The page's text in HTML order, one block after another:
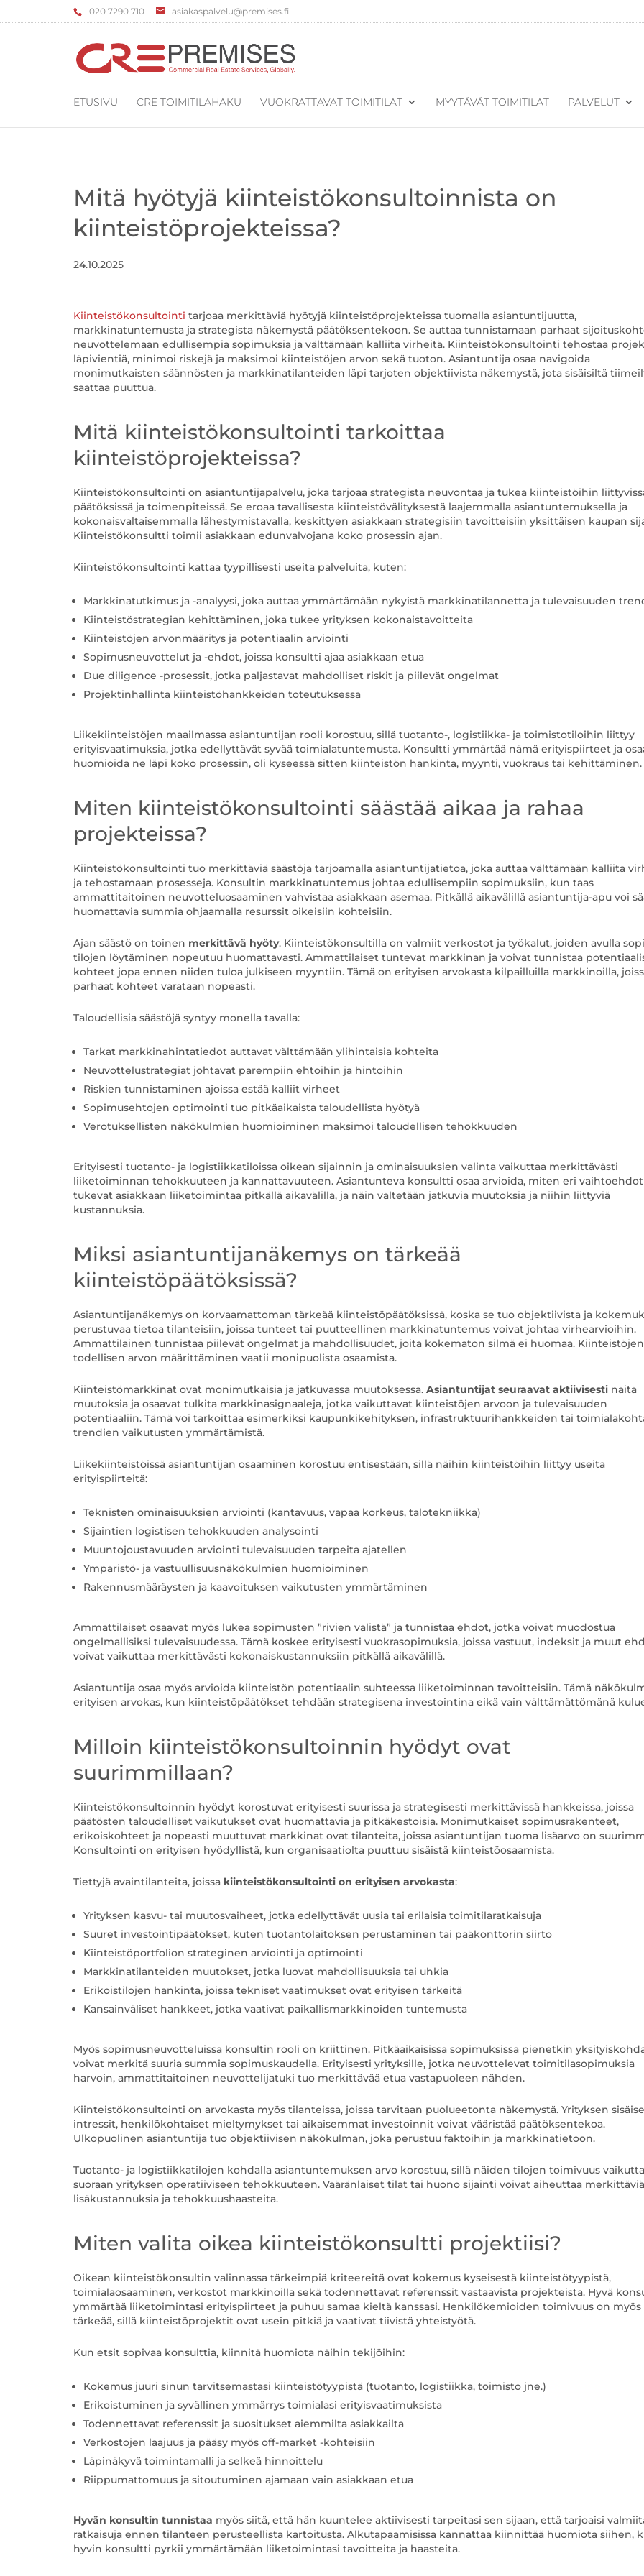
‌020 7290 710 asiakaspalvelu@premises.fi
ETUSIVU CRE TOIMITILAHAKU VUOKRATTAVAT TOIMITILAT MYYTÄVÄT TOIMITILAT PALVELUT
Mitä hyötyjä kiinteistökonsultoinnista on
kiinteistöprojekteissa?
24.10.2025
Kiinteistökonsultointi tarjoaa merkittäviä hyötyjä kiinteistöprojekteissa tuomalla asiantuntijuutta,
markkinatuntemusta ja strategista näkemystä päätöksentekoon. Se auttaa tunnistamaan parhaat
neuvottelemaan edullisempia sopimuksia ja välttämään kalliita virheitä. Kiinteistökonsultointi tehostaa
läpivientiä, minimoi riskejä ja maksimoi kiinteistöjen arvon sekä tuoton. Asiantuntija osaa navigoida
monimutkaisten säännösten ja markkinatilanteiden läpi tarjoten objektiivista näkemystä, jota sisäisiltä
saattaa puuttua.
Mitä kiinteistökonsultointi tarkoittaa
kiinteistöprojekteissa?
Kiinteistökonsultointi on asiantuntijapalvelu, joka tarjoaa strategista neuvontaa ja tukea kiinteistöihin
päätöksissä ja toimenpiteissä. Se eroaa tavallisesta kiinteistövälityksestä laajemmalla asiantuntemuksella ja
kokonaisvaltaisemmalla lähestymistavalla, keskittyen asiakkaan strategisiin tavoitteisiin yksittäisen kaupan
Kiinteistökonsultti toimii asiakkaan edunvalvojana koko prosessin ajan.
Kiinteistökonsultointi kattaa tyypillisesti useita palveluita, kuten:
Markkinatutkimus ja -analyysi, joka auttaa ymmärtämään nykyistä markkinatilannetta ja tulevaisuuden
Kiinteistöstrategian kehittäminen, joka tukee yrityksen kokonaistavoitteita
Kiinteistöjen arvonmääritys ja potentiaalin arviointi
Sopimusneuvottelut ja -ehdot, joissa konsultti ajaa asiakkaan etua
Due diligence -prosessit, jotka paljastavat mahdolliset riskit ja piilevät ongelmat
Projektinhallinta kiinteistöhankkeiden toteutuksessa
Liikekiinteistöjen maailmassa asiantuntijan rooli korostuu, sillä tuotanto-, logistiikka- ja toimistotiloihin liittyy
erityisvaatimuksia, jotka edellyttävät syvää toimialatuntemusta. Konsultti ymmärtää nämä erityispiirteet ja
huomioida ne läpi koko prosessin, oli kyseessä sitten kiinteistön hankinta, myynti, vuokraus tai kehittäminen.
Miten kiinteistökonsultointi säästää aikaa ja rahaa
projekteissa?
Kiinteistökonsultointi tuo merkittäviä säästöjä tarjoamalla asiantuntijatietoa, joka auttaa välttämään kalliita
ja tehostamaan prosesseja. Konsultin markkinatuntemus johtaa edullisempiin sopimuksiin, kun taas
ammattitaitoinen neuvotteluosaaminen vahvistaa asiakkaan asemaa. Pitkällä aikavälillä asiantuntija-apu voi
huomattavia summia ohjaamalla resurssit oikeisiin kohteisiin.
Ajan säästö on toinen merkittävä hyöty. Kiinteistökonsultilla on valmiit verkostot ja työkalut, joiden avulla
tilojen löytäminen nopeutuu huomattavasti. Ammattilaiset tuntevat markkinan ja voivat tunnistaa
kohteet jopa ennen niiden tuloa julkiseen myyntiin. Tämä on erityisen arvokasta kilpailluilla markkinoilla,
parhaat kohteet varataan nopeasti.
Taloudellisia säästöjä syntyy monella tavalla:
Tarkat markkinahintatiedot auttavat välttämään ylihintaisia kohteita
Neuvottelustrategiat johtavat parempiin ehtoihin ja hintoihin
Riskien tunnistaminen ajoissa estää kalliit virheet
Sopimusehtojen optimointi tuo pitkäaikaista taloudellista hyötyä
Verotuksellisten näkökulmien huomioiminen maksimoi taloudellisen tehokkuuden
Erityisesti tuotanto- ja logistiikkatiloissa oikean sijainnin ja ominaisuuksien valinta vaikuttaa merkittävästi
liiketoiminnan tehokkuuteen ja kannattavuuteen. Asiantunteva konsultti osaa arvioida, miten eri vaihtoehdot
tukevat asiakkaan liiketoimintaa pitkällä aikavälillä, ja näin vältetään jatkuvia muutoksia ja niihin liittyviä
kustannuksia.
Miksi asiantuntijanäkemys on tärkeää
kiinteistöpäätöksissä?
Asiantuntijanäkemys on korvaamattoman tärkeää kiinteistöpäätöksissä, koska se tuo objektiivista ja
perustuvaa tietoa tilanteisiin, joissa tunteet tai puutteellinen markkinatuntemus voivat johtaa virhearvioihin.
Ammattilainen tunnistaa piilevät ongelmat ja mahdollisuudet, joita kokematon silmä ei huomaa. Kiinteistöjen
todellisen arvon määrittäminen vaatii monipuolista osaamista.
Kiinteistömarkkinat ovat monimutkaisia ja jatkuvassa muutoksessa. Asiantuntijat seuraavat aktiivisesti näitä
muutoksia ja osaavat tulkita markkinasignaaleja, jotka vaikuttavat kiinteistöjen arvoon ja tulevaisuuden
potentiaaliin. Tämä voi tarkoittaa esimerkiksi kaupunkikehityksen, infrastruktuurihankkeiden tai
trendien vaikutusten ymmärtämistä.
Liikekiinteistöissä asiantuntijan osaaminen korostuu entisestään, sillä näihin kiinteistöihin liittyy useita
erityispiirteitä:
Teknisten ominaisuuksien arviointi (kantavuus, vapaa korkeus, talotekniikka)
Sijaintien logistisen tehokkuuden analysointi
Muuntojoustavuuden arviointi tulevaisuuden tarpeita ajatellen
Ympäristö- ja vastuullisuusnäkökulmien huomioiminen
Rakennusmääräysten ja kaavoituksen vaikutusten ymmärtäminen
Ammattilaiset osaavat myös lukea sopimusten ”rivien välistä” ja tunnistaa ehdot, jotka voivat muodostua
ongelmallisiksi tulevaisuudessa. Tämä koskee erityisesti vuokrasopimuksia, joissa vastuut, indeksit ja muut
voivat vaikuttaa merkittävästi kokonaiskustannuksiin pitkällä aikavälillä.
Asiantuntija osaa myös arvioida kiinteistön potentiaalin suhteessa liiketoiminnan tavoitteisiin. Tämä
erityisen arvokas, kun kiinteistöpäätökset tehdään strategisena investointina eikä vain välttämättömänä
Milloin kiinteistökonsultoinnin hyödyt ovat
suurimmillaan?
Kiinteistökonsultoinnin hyödyt korostuvat erityisesti suurissa ja strategisesti merkittävissä hankkeissa, joissa
päätösten taloudelliset vaikutukset ovat huomattavia ja pitkäkestoisia. Monimutkaiset sopimusrakenteet,
erikoiskohteet ja nopeasti muuttuvat markkinat ovat tilanteita, joissa asiantuntijan tuoma lisäarvo on
Konsultointi on erityisen hyödyllistä, kun organisaatiolta puuttuu sisäistä kiinteistöosaamista.
Tiettyjä avaintilanteita, joissa kiinteistökonsultointi on erityisen arvokasta:
Yrityksen kasvu- tai muutosvaiheet, jotka edellyttävät uusia tai erilaisia toimitilaratkaisuja
Suuret investointipäätökset, kuten tuotantolaitoksen perustaminen tai pääkonttorin siirto
Kiinteistöportfolion strateginen arviointi ja optimointi
Markkinatilanteiden muutokset, jotka luovat mahdollisuuksia tai uhkia
Erikoistilojen hankinta, joissa tekniset vaatimukset ovat erityisen tärkeitä
Kansainväliset hankkeet, jotka vaativat paikallismarkkinoiden tuntemusta
Myös sopimusneuvotteluissa konsultin rooli on kriittinen. Pitkäaikaisissa sopimuksissa pienetkin
voivat merkitä suuria summia sopimuskaudella. Erityisesti yrityksille, jotka neuvottelevat toimitilasopimuksia
harvoin, ammattitaitoinen neuvottelijatuki tuo merkittävää etua vastapuoleen nähden.
Kiinteistökonsultointi on arvokasta myös tilanteissa, joissa tarvitaan puolueetonta näkemystä. Yrityksen
intressit, henkilökohtaiset mieltymykset tai aikaisemmat investoinnit voivat vääristää päätöksentekoa.
Ulkopuolinen asiantuntija tuo objektiivisen näkökulman, joka perustuu faktoihin ja markkinatietoon.
Tuotanto- ja logistiikkatilojen kohdalla asiantuntemuksen arvo korostuu, sillä näiden tilojen toimivuus
suoraan yrityksen operatiiviseen tehokkuuteen. Vääränlaiset tilat tai huono sijainti voivat aiheuttaa merkittäviä
lisäkustannuksia ja tehokkuushaasteita.
Miten valita oikea kiinteistökonsultti projektiisi?
Oikean kiinteistökonsultin valinnassa tärkeimpiä kriteereitä ovat kokemus kyseisestä kiinteistötyypistä,
toimialaosaaminen, verkostot markkinoilla sekä todennettavat referenssit vastaavista projekteista. Hyvä
ymmärtää liiketoimintasi erityispiirteet ja puhuu samaa kieltä kanssasi. Henkilökemioiden toimivuus on myös
tärkeää, sillä kiinteistöprojektit ovat usein pitkiä ja vaativat tiivistä yhteistyötä.
Kun etsit sopivaa konsulttia, kiinnitä huomiota näihin tekijöihin:
Kokemus juuri sinun tarvitsemastasi kiinteistötyypistä (tuotanto, logistiikka, toimisto jne.)
Erikoistuminen ja syvällinen ymmärrys toimialasi erityisvaatimuksista
Todennettavat referenssit ja suositukset aiemmilta asiakkailta
Verkostojen laajuus ja pääsy myös off-market -kohteisiin
Läpinäkyvä toimintamalli ja selkeä hinnoittelu
Riippumattomuus ja sitoutuminen ajamaan vain asiakkaan etua
Hyvän konsultin tunnistaa myös siitä, että hän kuuntelee aktiivisesti tarpeitasi sen sijaan, että tarjoaisi
ratkaisuja ennen tilanteen perusteellista kartoitusta. Alkutapaamisissa kannattaa kiinnittää huomiota siihen,
hyvin konsultti pyrkii ymmärtämään liiketoimintasi tavoitteita ja haasteita.